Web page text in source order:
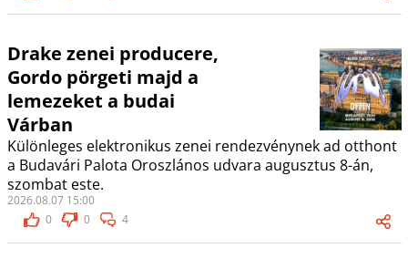
Drake zenei producere,
Gordo pörgeti majd a
lemezeket a budai
Várban
Különleges elektronikus zenei rendezvénynek ad otthont
a Budavári Palota Oroszlános udvara augusztus 8-án,
szombat este.
2026.08.07 15:00
0
0 4